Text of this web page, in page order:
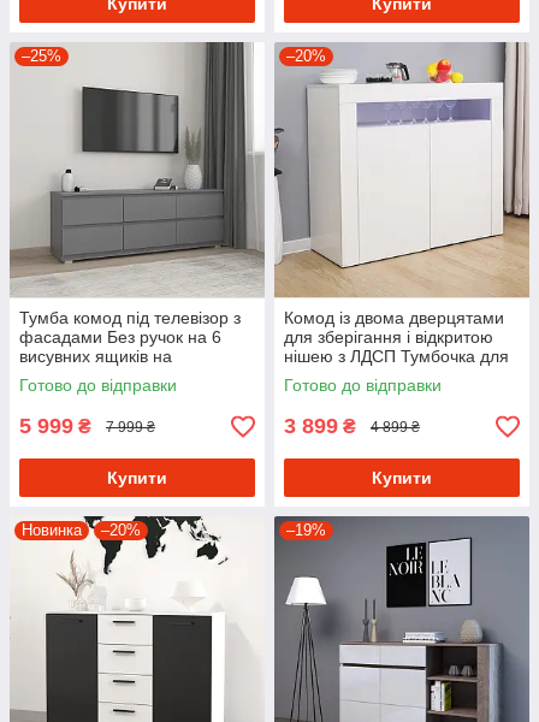
Купити Купити
–25%
Тумба комод під телевізор з
фасадами Без ручок на 6
висувних ящиків на
телескопічних направляючих
Готово до відправки
5 999 ₴ 7 999 ₴
Купити
–20%
Комод із двома дверцятами
для зберігання і відкритою
нішею з ЛДСП Тумбочка для
спальні з підсвіткою
Готово до відправки
3 899 ₴ 4 899 ₴
Купити
Новинка –20% –19%